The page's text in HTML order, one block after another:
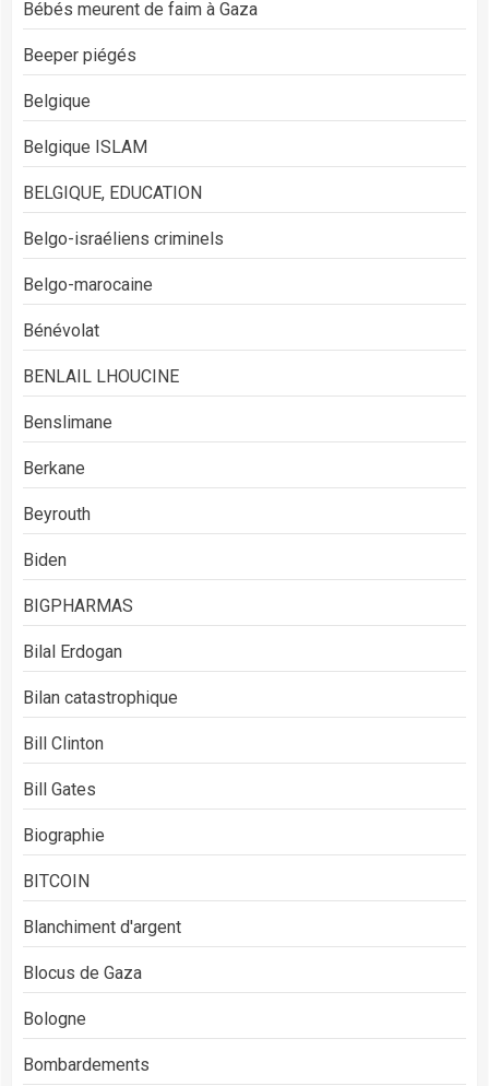
Bébés meurent de faim à Gaza
Beeper piégés
Belgique
Belgique ISLAM
BELGIQUE, EDUCATION
Belgo-israéliens criminels
Belgo-marocaine
Bénévolat
BENLAIL LHOUCINE
Benslimane
Berkane
Beyrouth
Biden
BIGPHARMAS
Bilal Erdogan
Bilan catastrophique
Bill Clinton
Bill Gates
Biographie
BITCOIN
Blanchiment d'argent
Blocus de Gaza
Bologne
Bombardements